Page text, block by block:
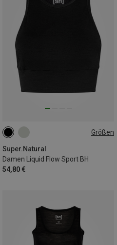
Größen
Super.Natural
Damen Liquid Flow Sport BH
54,80 €
XS